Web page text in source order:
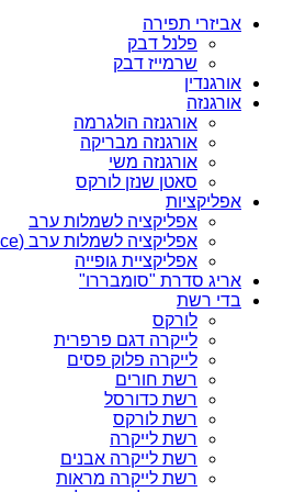
אביזרי תפירה
פלנל דבק
שרמייז דבק
אורגנדין
אורגנזה
אורגנזה הולגרמה
אורגנזה מבריקה
אורגנזה משי
סאטן שנזן לורקס
אפליקציות
אפליקציה לשמלות ערב
אפליקציה לשמלות ערב (Piece)
אפליקציית גופייה
אריג סדרת "סומבררו"
בדי רשת
לורקס
לייקרה דגם פרפרית
לייקרה פלוק פסים
רשת חורים
רשת כדורסל
רשת לורקס
רשת לייקרה
רשת לייקרה אבנים
רשת לייקרה מראות